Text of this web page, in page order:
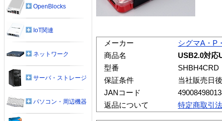
メーカー
シグマA・P
商品名
USB2.0対応
型番
SHBH4CRD
保証条件
当社販売日
JANコード
返品について
特定商取引
OpenBlocks
IoT関連
ネットワーク
サーバ・ストレージ
パソコン・周辺機器